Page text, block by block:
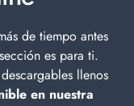
de tiempo antes
es para ti.
descargables llenos
en nuestra